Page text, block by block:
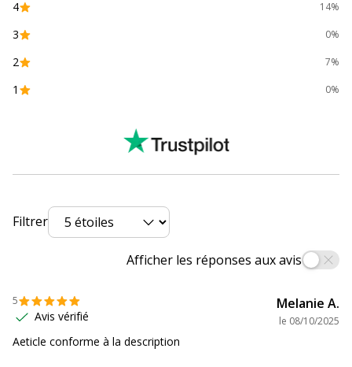
Données d'identification
Données d'identification
Exacompta
Dimensions et poids
Dimensions et poids
Profondeur
4 14%
3 0%
2 7%
1 0%
Filtrer
Afficher les réponses aux avis
5
Avis vérifié
Melanie A.
le 08/10/2025
Aeticle conforme à la description